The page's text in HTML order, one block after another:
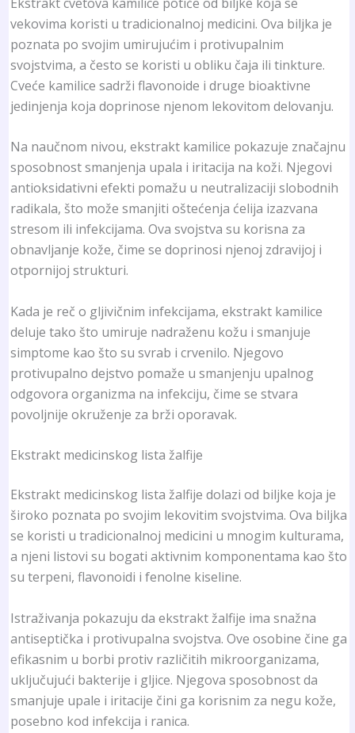
vekovima koristi u tradicionalnoj medicini. Ova biljka je
poznata po svojim umirujućim i protivupalnim
svojstvima, a često se koristi u obliku čaja ili tinkture.
Cveće kamilice sadrži flavonoide i druge bioaktivne
jedinjenja koja doprinose njenom lekovitom delovanju.
Na naučnom nivou, ekstrakt kamilice pokazuje značajnu
sposobnost smanjenja upala i iritacija na koži. Njegovi
antioksidativni efekti pomažu u neutralizaciji slobodnih
radikala, što može smanjiti oštećenja ćelija izazvana
stresom ili infekcijama. Ova svojstva su korisna za
obnavljanje kože, čime se doprinosi njenoj zdravijoj i
otpornijoj strukturi.
Kada je reč o gljivičnim infekcijama, ekstrakt kamilice
deluje tako što umiruje nadraženu kožu i smanjuje
simptome kao što su svrab i crvenilo. Njegovo
protivupalno dejstvo pomaže u smanjenju upalnog
odgovora organizma na infekciju, čime se stvara
povoljnije okruženje za brži oporavak.
Ekstrakt medicinskog lista žalfije
Ekstrakt medicinskog lista žalfije dolazi od biljke koja je
široko poznata po svojim lekovitim svojstvima. Ova biljka
se koristi u tradicionalnoj medicini u mnogim kulturama,
a njeni listovi su bogati aktivnim komponentama kao što
su terpeni, flavonoidi i fenolne kiseline.
Istraživanja pokazuju da ekstrakt žalfije ima snažna
antiseptička i protivupalna svojstva. Ove osobine čine ga
efikasnim u borbi protiv različitih mikroorganizama,
uključujući bakterije i gljice. Njegova sposobnost da
smanjuje upale i iritacije čini ga korisnim za negu kože,
posebno kod infekcija i ranica.